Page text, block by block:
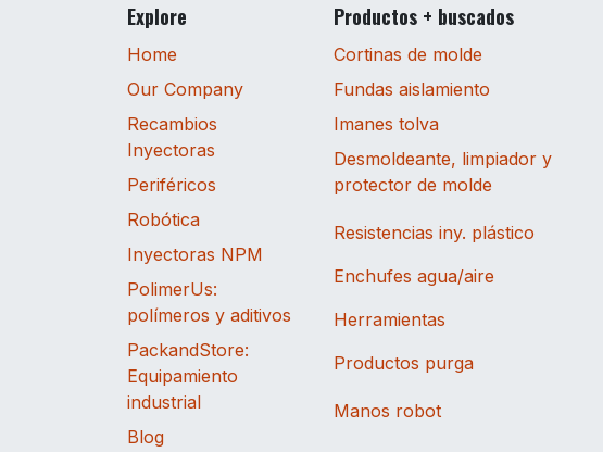
Explore
Home
Our Company
Recambios
Inyectoras
Periféricos
Robótica
Inyectoras NPM
PolimerUs:
polímeros y aditivos
PackandStore:
Equipamiento
industrial
Blog
Productos + buscados
Cortinas de molde
Fundas aislamiento
Imanes tolva
Desmoldeante, limpiador y
protector de molde
Resistencias iny. plástico
Enchufes agua/aire
Herramientas
Productos purga
Manos robot